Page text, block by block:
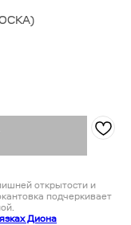
открытости и
подчеркивает
Диона